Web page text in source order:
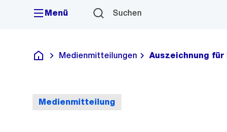
Menü Suchen
Deutsch
Medienmitteilungen Auszeichnung
Medienmitteilung